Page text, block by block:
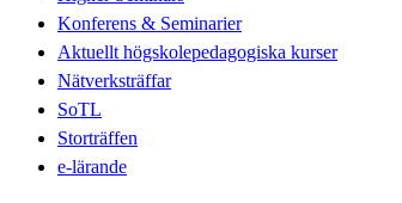
Konferens & Seminarier
Aktuellt högskolepedagogiska kurser
Nätverksträffar
SoTL
Storträffen
e-lärande